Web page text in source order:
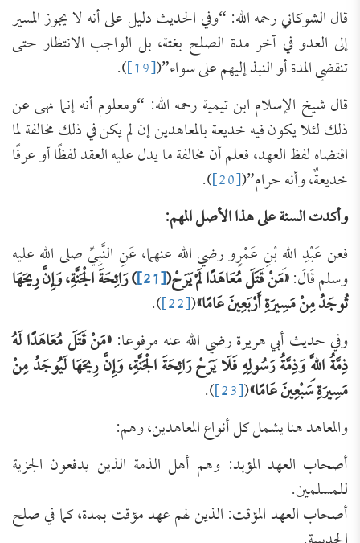
قال الشوكاني رحمه الله: “وفي الحديث دليل على أنه لا يجوز المسير
إلى العدو في آخر مدة الصلح بغتة، بل الواجب الانتظار حتى
تنقضي المدة أو النبذ إليهم على سواء”([19]
).
قال شيخ الإسلام ابن تيمية رحمه الله: “ومعلوم أنه إنما نهى عن
ذلك لئلا يكون فيه خديعة بالمعاهدين إن لم يكن في ذلك مخالفة لما
اقتضاه لفظ العهد، فعلم أن مخالفة ما يدل عليه العقد لفظًا أو عرفًا
خديعةٌ، وأنه حرام”([20]
).
وأكدت السنة على هذا الأصل المهم:
فعن عَبْدِ اللهِ بْنِ عَمْرٍو رضي الله عنهما، عَنِ النَّبِيِّ صلى الله عليه
وسلم قَالَ:«مَنْ قَتَلَ مُعَاهَدًا لَمْ يَرَحْ([21] ) رَائِحَةَ الْجَنَّةِ، وَإِنَّ رِيحَهَا
تُوجَدُ مِنْ مَسِيرَةِ أَرْبَعِينَ عَامًا»(
[22]
).
وفي حديث أبي هريرة رضي الله عنه مرفوعا:«مَنْقَتَلَمُعَاهَدًا لَهُ
ذِمَّةُ اللَّهِ وَذِمَّةُ رَسُولِهِ فَلَا يَرَحْ رَائِحَةَ الْجَنَّةِ، وَإِنَّ رِيحَهَا لَيُوجَدُ مِنْ
مَسِيرَةِ سَبْعِينَ عَامًا»(
[23]
).
والمعاهد هنا يشمل كل أنواع المعاهدين، وهم:
أصحاب العهد المؤبد: وهم أهل الذمة الذين يدفعون الجزية
للمسلمين.
أصحاب العهد المؤقت: الذين لهم عهد مؤقت بمدة، كما في صلح